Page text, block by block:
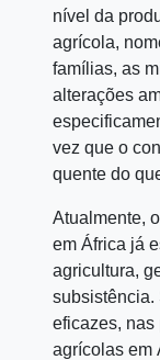
nível da
agrícola,
famílias, as
alterações
vez que o
quente do
Atualmente,
em África já
agricultura,
subsistência.
eficazes, nas
agrícolas em